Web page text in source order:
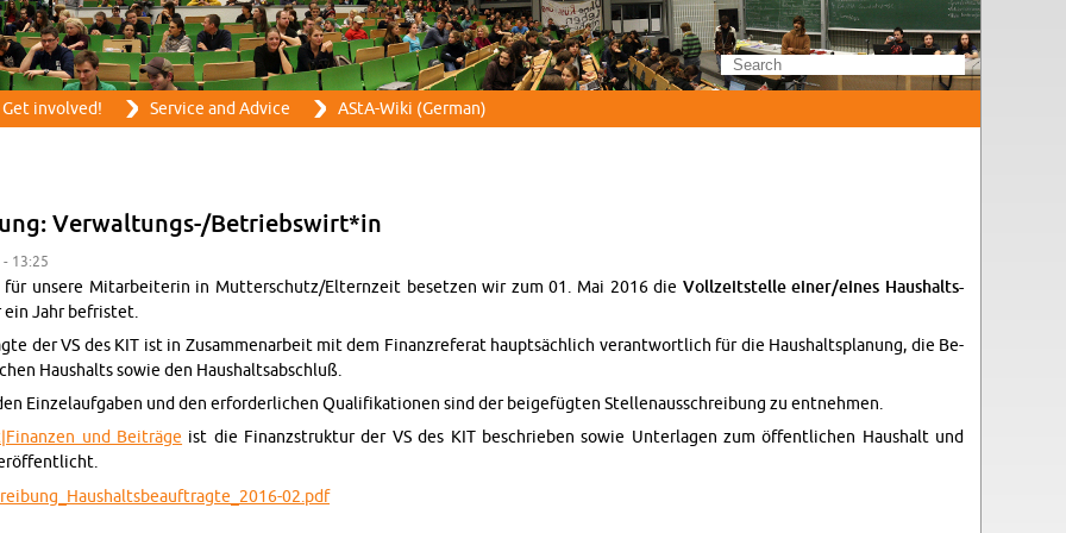
Skip to main content
Get in­volved! Ser­vice and Ad­vice AStA-Wiki (Ger­man)
Ver­wal­tungs-/Be­trieb­swirt*in
13:25
für un­sere Mi­tar­bei­t­erin in Mut­ter­schutz/El­ternzeit be­set­zen wir zum 01. Mai 2016 die Vol­lzeit­stelle einer/eines Haushalts­
ein Jahr be­fris­tet.
der VS des KIT ist in Zusam­me­nar­beit mit dem Fi­nanzreferat hauptsächlich ve­r­ant­wortlich für die Haushalt­s­pla­nung, die Be­
Haushalts sowie den Haushaltsab­schluß.
Einze­lauf­gaben und den er­forder­lichen Qual­i­fika­tio­nen sind der beigefügten Stel­lenauss­chrei­bung zu ent­nehmen.
und Beiträge ist die Fi­nanzstruk­tur der VS des KIT beschrieben sowie Un­ter­la­gen zum öffentlichen Haushalt und
02.pdf